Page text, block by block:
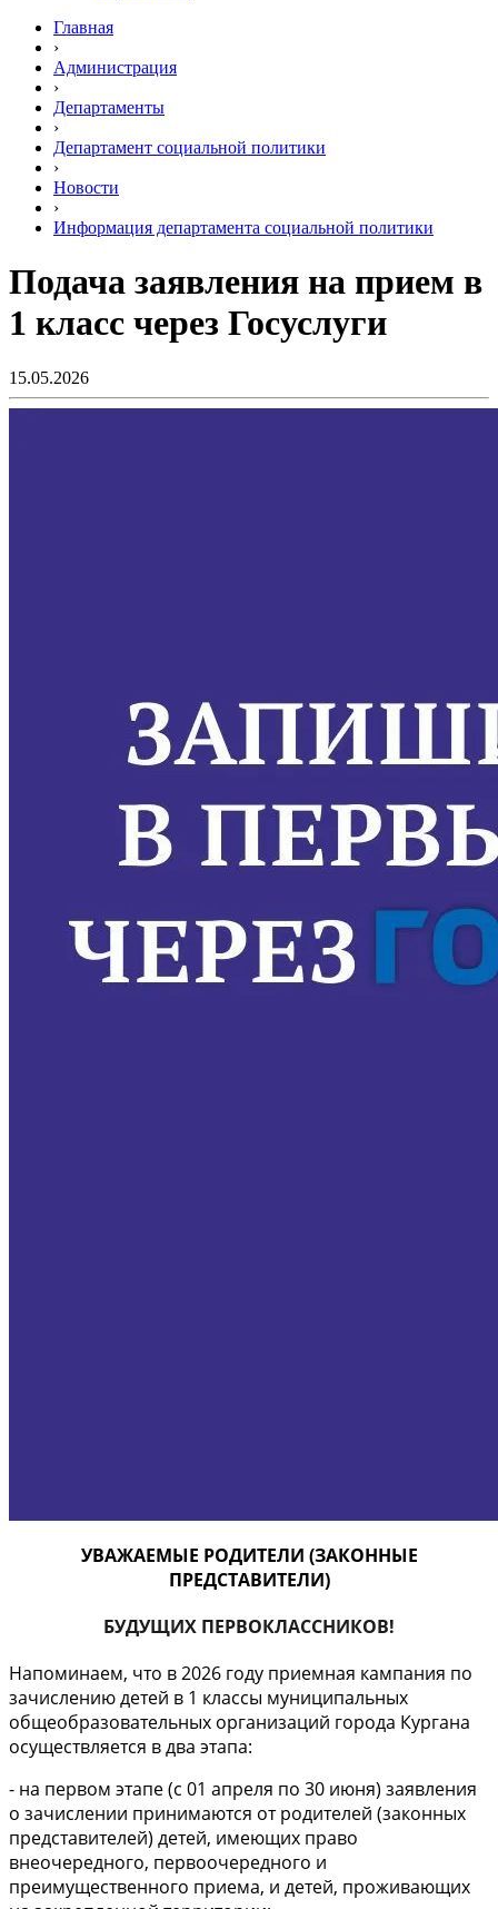
Главная
›
Администрация
›
Департаменты
›
Департамент социальной политики
›
Новости
›
Информация департамента социальной политики
Подача заявления на прием в
1 класс через Госуслуги
15.05.2026
УВАЖАЕМЫЕ РОДИТЕЛИ (ЗАКОННЫЕ
ПРЕДСТАВИТЕЛИ)
БУДУЩИХ ПЕРВОКЛАССНИКОВ!
Напоминаем, что в 2026 году приемная кампания по
зачислению детей в 1 классы муниципальных
общеобразовательных организаций города Кургана
осуществляется в два этапа:
- на первом этапе (с 01 апреля по 30 июня) заявления
о зачислении принимаются от родителей (законных
представителей) детей, имеющих право
внеочередного, первоочередного и
преимущественного приема, и детей, проживающих